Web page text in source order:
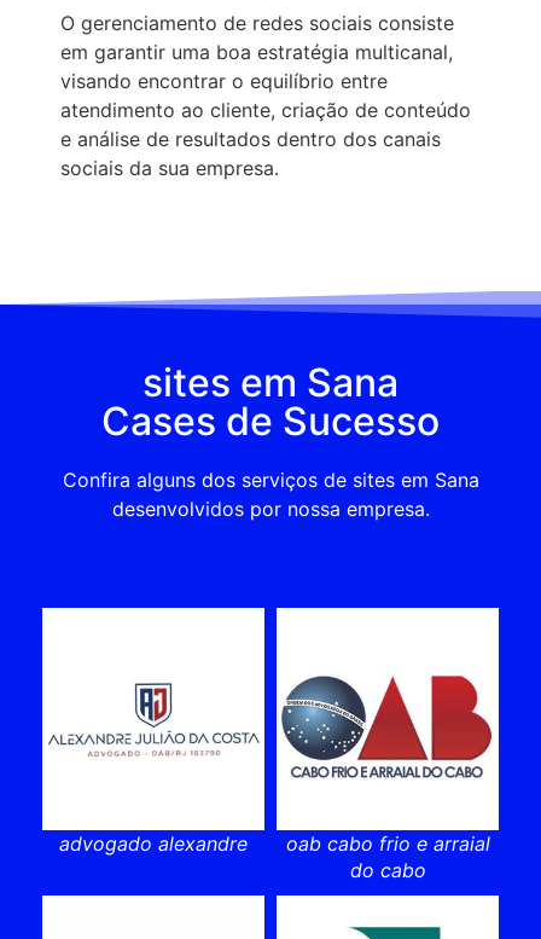
O gerenciamento de redes sociais consiste
em garantir uma boa estratégia multicanal,
visando encontrar o equilíbrio entre
atendimento ao cliente, criação de conteúdo
e análise de resultados dentro dos canais
sociais da sua empresa.
sites em Sana
Cases de Sucesso
Confira alguns dos serviços de sites em Sana
desenvolvidos por nossa empresa.
advogado alexandre
oab cabo frio e arraial
do cabo